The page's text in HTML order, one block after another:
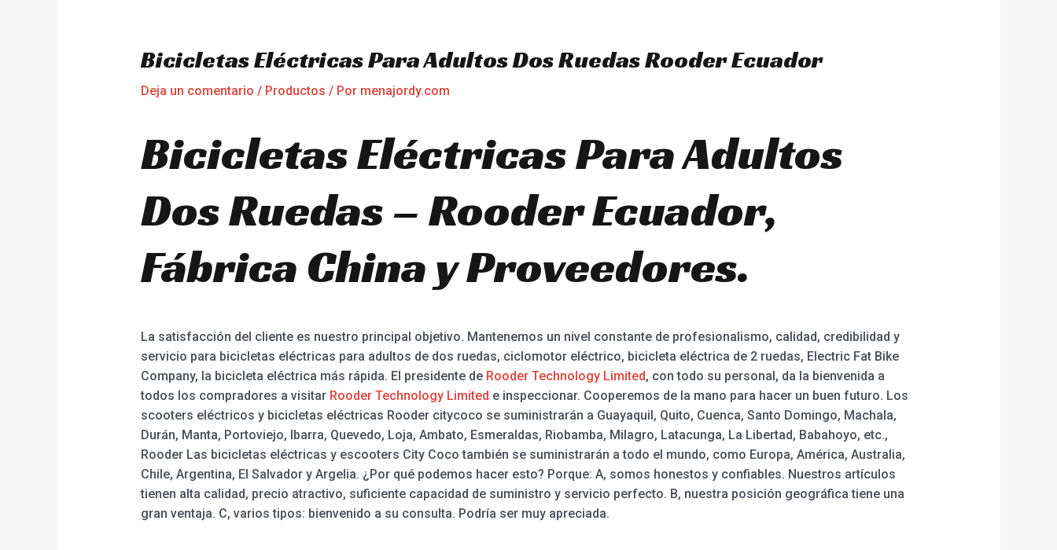
Bicicletas Eléctricas Para Adultos Dos Ruedas Rooder Ecuador
Deja un comentario / Productos / Por menajordy.com
Bicicletas Eléctricas Para Adultos
Dos Ruedas – Rooder Ecuador,
Fábrica China y Proveedores.
La satisfacción del cliente es nuestro principal objetivo. Mantenemos un nivel constante de profesionalismo, calidad, credibilidad y
servicio para bicicletas eléctricas para adultos de dos ruedas, ciclomotor eléctrico, bicicleta eléctrica de 2 ruedas, Electric Fat Bike
Company, la bicicleta eléctrica más rápida. El presidente de Rooder Technology Limited, con todo su personal, da la bienvenida a
todos los compradores a visitar Rooder Technology Limited e inspeccionar. Cooperemos de la mano para hacer un buen futuro. Los
scooters eléctricos y bicicletas eléctricas Rooder citycoco se suministrarán a Guayaquil, Quito, Cuenca, Santo Domingo, Machala,
Durán, Manta, Portoviejo, Ibarra, Quevedo, Loja, Ambato, Esmeraldas, Riobamba, Milagro, Latacunga, La Libertad, Babahoyo, etc.,
Rooder Las bicicletas eléctricas y escooters City Coco también se suministrarán a todo el mundo, como Europa, América, Australia,
Chile, Argentina, El Salvador y Argelia. ¿Por qué podemos hacer esto? Porque: A, somos honestos y confiables. Nuestros artículos
tienen alta calidad, precio atractivo, suficiente capacidad de suministro y servicio perfecto. B, nuestra posición geográfica tiene una
gran ventaja. C, varios tipos: bienvenido a su consulta. Podría ser muy apreciada.